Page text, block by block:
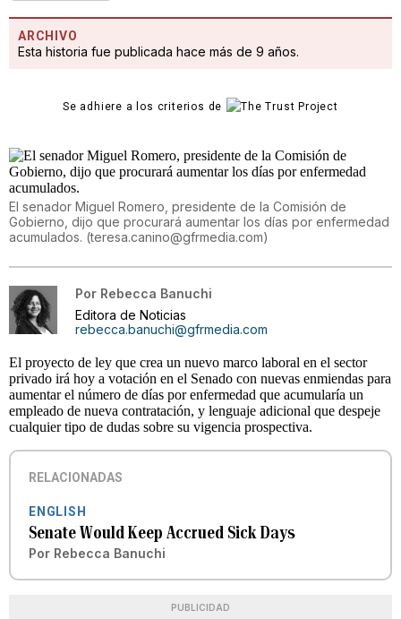
ARCHIVO
Esta historia fue publicada hace más de 9 años.
Se adhiere a los criterios de
El senador Miguel Romero, presidente de la Comisión de
Gobierno, dijo que procurará aumentar los días por enfermedad
acumulados. (teresa.canino@gfrmedia.com)
Por Rebecca Banuchi
Editora de Noticias
rebecca.banuchi@gfrmedia.com
El proyecto de ley que crea un nuevo marco laboral en el sector
privado irá hoy a votación en el Senado con nuevas enmiendas para
aumentar el número de días por enfermedad que acumularía un
empleado de nueva contratación, y lenguaje adicional que despeje
cualquier tipo de dudas sobre su vigencia prospectiva.
RELACIONADAS
ENGLISH
Senate Would Keep Accrued Sick Days
Por Rebecca Banuchi
PUBLICIDAD